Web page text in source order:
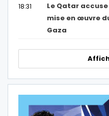
18:31
Le Qatar
mise en œuvre
Gaza